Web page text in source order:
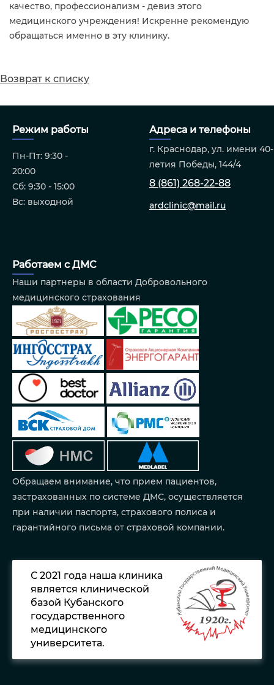
качество, профессионализм - девиз этого
медицинского учреждения! Искренне рекомендую
обращаться именно в эту клинику.
Возврат к списку
Режим работы
Пн-Пт: 9:30 -
20:00
Сб: 9:30 - 15:00
Вс: выходной
Адреса и телефоны
г. Краснодар, ул. имени 40-
летия Победы, 144/4
8 (861) 268-22-88
ardclinic@mail.ru
Работаем с ДМС
Наши партнеры в области Добровольного
медицинского страхования
Обращаем внимание, что прием пациентов,
застрахованных по системе ДМС, осуществляется
при наличии паспорта, страхового полиса и
гарантийного письма от страховой компании.
С 2021 года наша клиника
является клинической
базой Кубанского
государственного
медицинского
университета.